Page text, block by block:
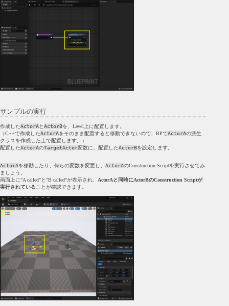
サンプルの実行
作成したActorAとActorBを、Level上に配置します。
（C++で作成したActorAをそのまま配置すると移動できないので、BPでActorAの派生
クラスを作成した上で配置します。）
配置したActorAのTargetActor変数に、配置したActorBを設定します。
ActorAを移動したり、何らの変数を変更し、 ActorAのConstruction Scriptを実行させてみ
ましょう。
画面上に"A called"と"B called"が表示され、 ActorAと同時にActorBのConstruction Scriptが
実行されている ことが確認できます。